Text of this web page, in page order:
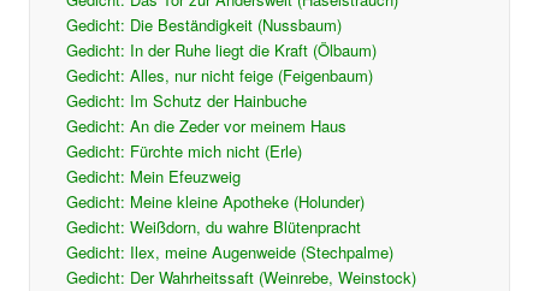
Gedicht: Die Beständigkeit (Nussbaum)
Gedicht: In der Ruhe liegt die Kraft (Ölbaum)
Gedicht: Alles, nur nicht feige (Feigenbaum)
Gedicht: Im Schutz der Hainbuche
Gedicht: An die Zeder vor meinem Haus
Gedicht: Fürchte mich nicht (Erle)
Gedicht: Mein Efeuzweig
Gedicht: Meine kleine Apotheke (Holunder)
Gedicht: Weißdorn, du wahre Blütenpracht
Gedicht: Ilex, meine Augenweide (Stechpalme)
Gedicht: Der Wahrheitssaft (Weinrebe, Weinstock)